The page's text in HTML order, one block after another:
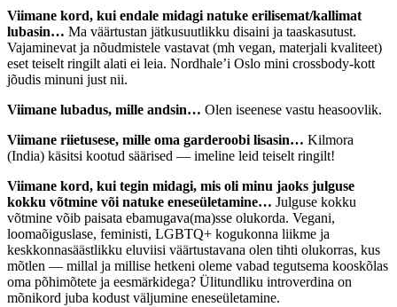
Viimane kord, kui endale midagi natuke erilisemat/kallimat
lubasin… Ma väärtustan jätkusuutlikku disaini ja taaskasutust.
Vajaminevat ja nõudmistele vastavat (mh vegan, materjali kvaliteet)
eset teiselt ringilt alati ei leia. Nordhale’i Oslo mini crossbody-kott
jõudis minuni just nii.
Viimane lubadus, mille andsin… Olen iseenese vastu heasoovlik.
Viimane riietusese, mille oma garderoobi lisasin… Kilmora
(India) käsitsi kootud säärised — imeline leid teiselt ringilt!
Viimane kord, kui tegin midagi, mis oli minu jaoks julguse
kokku võtmine või natuke eneseületamine… Julguse kokku
võtmine võib paisata ebamugava(ma)sse olukorda. Vegani,
loomaõiguslase, feministi, LGBTQ+ kogukonna liikme ja
keskkonnasäästlikku eluviisi väärtustavana olen tihti olukorras, kus
mõtlen — millal ja millise hetkeni oleme vabad tegutsema kooskõlas
oma põhimõtete ja eesmärkidega? Ülitundliku introverdina on
mõnikord juba kodust väljumine eneseületamine.